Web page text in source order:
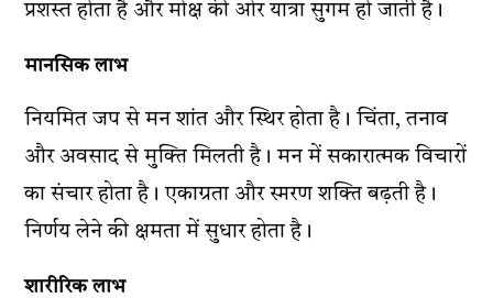
प्रशस्त होता है और मोक्ष की ओर यात्रा सुगम हो जाती है।
मानसिक लाभ
नियमित जप से मन शांत और स्थिर होता है। चिंता, तनाव
और अवसाद से मुक्ति मिलती है। मन में सकारात्मक विचारों
का संचार होता है। एकाग्रता और स्मरण शक्ति बढ़ती है।
निर्णय लेने की क्षमता में सुधार होता है।
शारीरिक लाभ